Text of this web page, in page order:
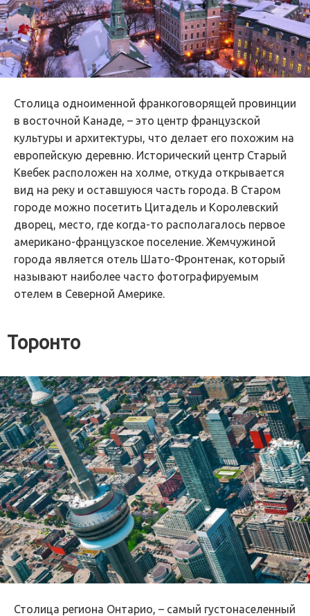
Столица одноименной франкоговорящей провинции
в восточной Канаде, – это центр французской
культуры и архитектуры, что делает его похожим на
европейскую деревню. Исторический центр Старый
Квебек расположен на холме, откуда открывается
вид на реку и оставшуюся часть города. В Старом
городе можно посетить Цитадель и Королевский
дворец, место, где когда-то располагалось первое
американо-французское поселение. Жемчужиной
города является отель Шато-Фронтенак, который
называют наиболее часто фотографируемым
отелем в Северной Америке.
Торонто
Столица региона Онтарио, – самый густонаселенный